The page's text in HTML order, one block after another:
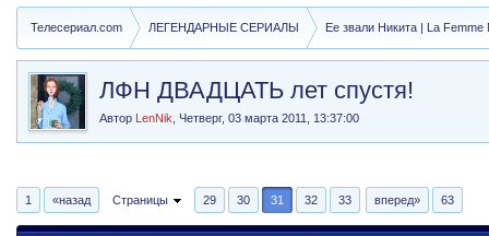
Телесериал.com ЛЕГЕНДАРНЫЕ СЕРИАЛЫ Ее звали Никита | La Femme
ЛФН ДВАДЦАТЬ лет спустя!
Автор LenNik ,Четверг, 03 марта 2011, 13:37:00
1 «назад Страницы 29 30 31 32 33 вперед» 63